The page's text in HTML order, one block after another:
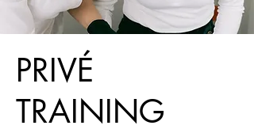
PRIVÉ
TRAINING